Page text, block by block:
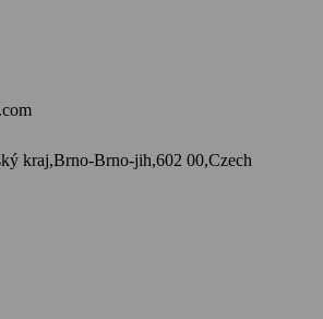
kraj,Brno-Brno-jih,602 00,Czech